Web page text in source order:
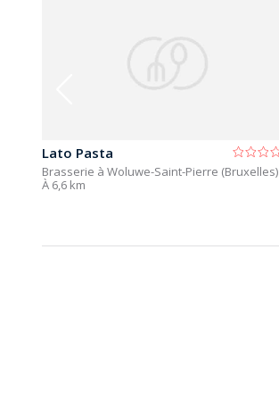
Lato Pasta
Brasserie à Woluwe-Saint-Pierre (Bruxelles)
À 6,6 km